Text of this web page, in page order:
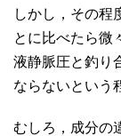
しかし，その程
とに比べたら微
液静脈圧と釣り
ならないという
むしろ，成分の